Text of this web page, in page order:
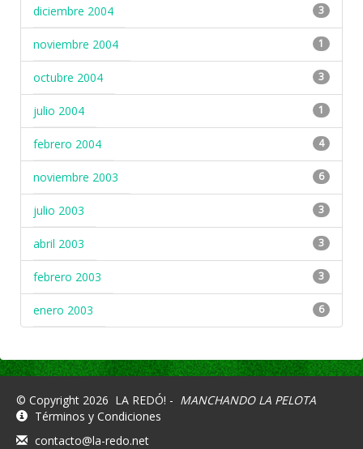
diciembre 2004 3
noviembre 2004 1
octubre 2004 3
julio 2004 1
febrero 2004 4
noviembre 2003 6
julio 2003 3
abril 2003 3
febrero 2003 3
enero 2003 6
© Copyright 2026 LA REDÓ! - MANCHANDO LA PELOTA
Términos y Condiciones
contacto@la-redo.net